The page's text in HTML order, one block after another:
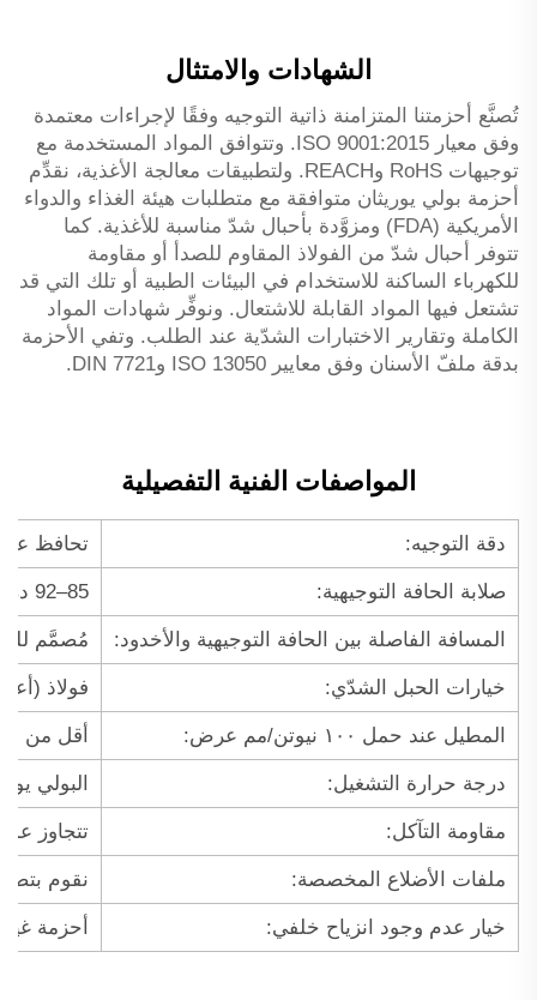
الشهادات والامتثال
تُصنَّع أحزمتنا المتزامنة ذاتية التوجيه وفقًا لإجراءات معتمدة
وفق معيار ISO 9001:2015. وتتوافق المواد المستخدمة مع
توجيهات RoHS وREACH. ولتطبيقات معالجة الأغذية، نقدِّم
أحزمة بولي يوريثان متوافقة مع متطلبات هيئة الغذاء والدواء
الأمريكية (FDA) ومزوَّدة بأحبال شدّ مناسبة للأغذية. كما
تتوفر أحبال شدّ من الفولاذ المقاوم للصدأ أو مقاومة
للكهرباء الساكنة للاستخدام في البيئات الطبية أو تلك التي قد
تشتعل فيها المواد القابلة للاشتعال. ونوفِّر شهادات المواد
الكاملة وتقارير الاختبارات الشدّية عند الطلب. وتفي الأحزمة
بدقة ملفّ الأسنان وفق معايير ISO 13050 وDIN 7721.
المواصفات الفنية التفصيلية
دقة التوجيه: تحافظ على خط مركز الحزام ضمن
صلابة الحافة التوجيهية: 85–92 درجة شور A (بولي يوريثان قياسي)؛ 60–70 درجة شور D (بوليمر حراري مرن صلب لتطبيقات التآكل العالي)
المسافة الفاصلة بين الحافة التوجيهية والأخدود: مُصمَّم للتركيب
خيارات الحبل الشدّي: فولاذ
المطيل عند حمل ١٠٠ نيوتن/مم عرض: أقل من ٠٫٥٪ للحبل الفولاذي؛ أقل من ٠٫٨٪ للألياف الزجاجية
درجة حرارة التشغيل: البولي يوريثان: من -٣٠°م إلى
مقاومة التآكل: تتجاوز عمر الحافة
ملفات الأضلاع المخصصة: نقوم
خيار عدم وجود انزياح خلفي: أحزمة